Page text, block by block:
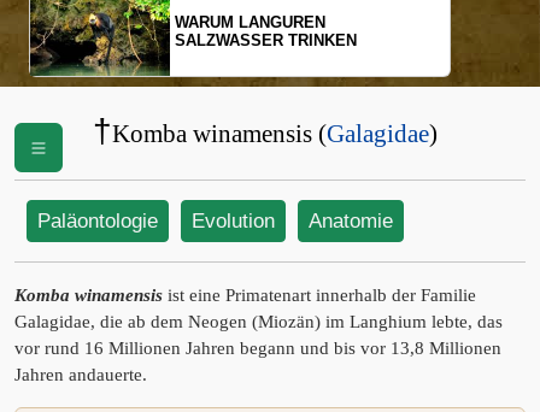
WARUM LANGUREN
SALZWASSER TRINKEN
†Komba winamensis (Galagidae)
Paläontologie Evolution Anatomie
Komba winamensis ist eine Primatenart innerhalb der Familie
Galagidae, die ab dem Neogen (Miozän) im Langhium lebte, das
vor rund 16 Millionen Jahren begann und bis vor 13,8 Millionen
Jahren andauerte.